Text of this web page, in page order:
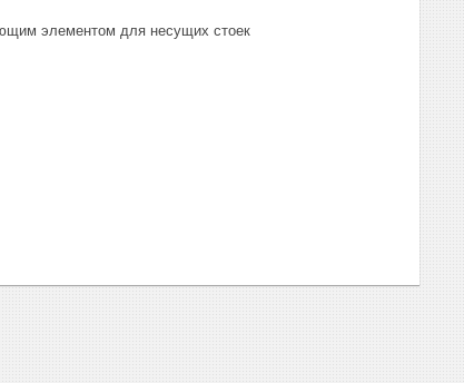
элементом для несущих стоек